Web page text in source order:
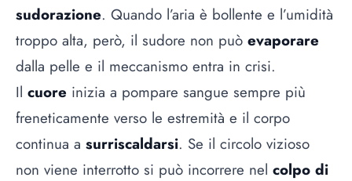
sudorazione. Quando l’aria è bollente e l’umidità
troppo alta, però, il sudore non può evaporare
dalla pelle e il meccanismo entra in crisi.
Il cuore inizia a pompare sangue sempre più
freneticamente verso le estremità e il corpo
continua a surriscaldarsi. Se il circolo vizioso
non viene interrotto si può incorrere nel colpo di